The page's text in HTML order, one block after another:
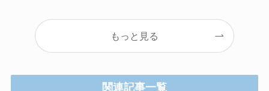
もっと見る
関連記事一覧